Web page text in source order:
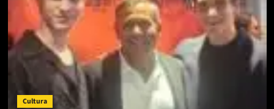
Cultura